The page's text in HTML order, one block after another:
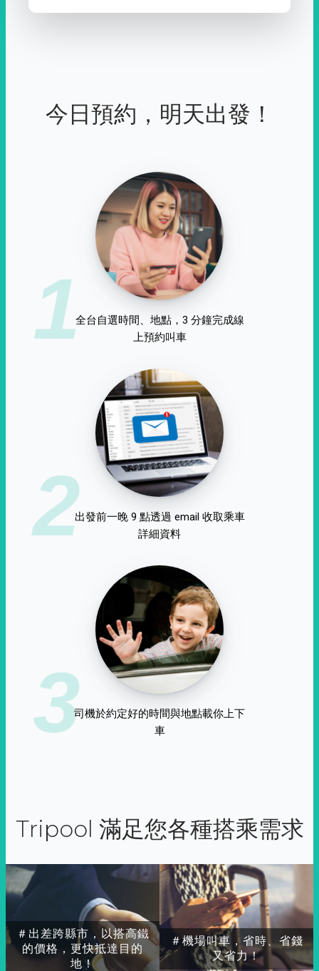
今日預約，明天出發！
1全台自選時間、地點，3 分鐘完成線
上預約叫車
2出發前一晚 9 點透過 email 收取乘車
詳細資料
3司機於約定好的時間與地點載你上下
車
Tripool 滿足您各種搭乘需求
＃出差跨縣市，以搭高鐵
的價格，更快抵達目的
地！
＃機場叫車，省時、省錢
又省力！